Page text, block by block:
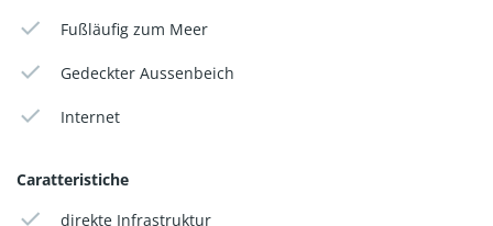
Fußläufig zum Meer
Gedeckter Aussenbeich
Internet
Caratteristiche
direkte Infrastruktur